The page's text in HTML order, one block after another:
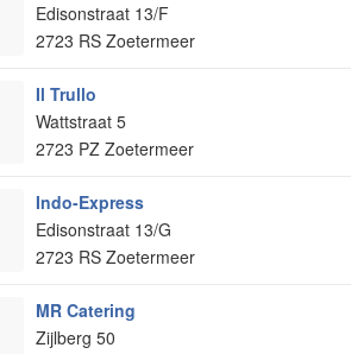
Edisonstraat 13/F
2723 RS Zoetermeer
Il Trullo
Wattstraat 5
2723 PZ Zoetermeer
Indo-Express
Edisonstraat 13/G
2723 RS Zoetermeer
MR Catering
Zijlberg 50